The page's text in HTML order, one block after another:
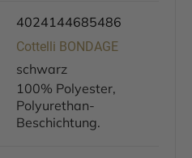
4024144685486
Cottelli BONDAGE
schwarz
100% Polyester,
Polyurethan-
Beschichtung.